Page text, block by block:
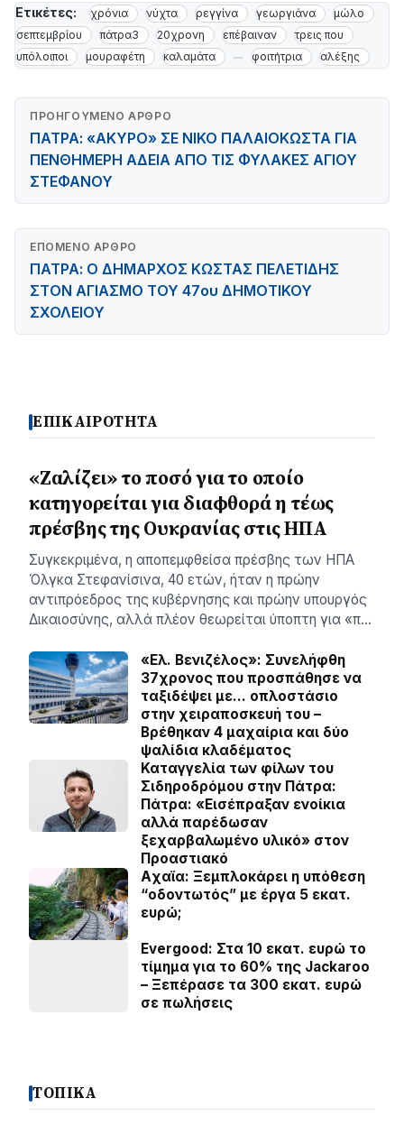
Ετικέτες: χρόνια νύχτα ρεγγίνα γεωργιάνα
μώλο
σεπτεμβρίου
πάτρα3 20χρονη επέβαιναν
τρεις που
υπόλοιποι
μουραφέτη καλαμάτα φοιτήτρια αλέξης
ΠΡΟΗΓΟΎΜΕΝΟ ΆΡΘΡΟ
ΠΑΤΡΑ: «ΑΚΥΡΟ» ΣΕ ΝΙΚΟ ΠΑΛΑΙΟΚΩΣΤΑ ΓΙΑ
ΠΕΝΘΗΜΕΡΗ ΑΔΕΙΑ ΑΠΟ ΤΙΣ ΦΥΛΑΚΕΣ ΑΓΙΟΥ
ΣΤΕΦΑΝΟΥ
ΕΠΌΜΕΝΟ ΆΡΘΡΟ
ΠΑΤΡΑ: Ο ΔΗΜΑΡΧΟΣ ΚΩΣΤΑΣ ΠΕΛΕΤΙΔΗΣ
ΣΤΟΝ ΑΓΙΑΣΜΟ ΤΟΥ 47ου ΔΗΜΟΤΙΚΟΥ
ΣΧΟΛΕΙΟΥ
ΕΠΙΚΑΙΡΟΤΗΤΑ
«Ζαλίζει» το ποσό για το οποίο
κατηγορείται για διαφθορά η τέως
πρέσβης της Ουκρανίας στις ΗΠΑ
Συγκεκριμένα, η αποπεμφθείσα πρέσβης των ΗΠΑ
Όλγκα Στεφανίσινα, 40 ετών, ήταν η πρώην
αντιπρόεδρος της κυβέρνησης και πρώην υπουργός
Δικαιοσύνης, αλλά πλέον θεωρείται ύποπτη για «π…
«Ελ. Βενιζέλος»: Συνελήφθη
37χρονος που προσπάθησε να
ταξιδέψει με… οπλοστάσιο
στην χειραποσκευή του –
Βρέθηκαν 4 μαχαίρια και δύο
ψαλίδια κλαδέματος
Καταγγελία των φίλων του
Σιδηροδρόμου στην Πάτρα:
Πάτρα: «Εισέπραξαν ενοίκια
αλλά παρέδωσαν
ξεχαρβαλωμένο υλικό» στον
Προαστιακό
Aχαϊα: Ξεμπλοκάρει η υπόθεση
“οδοντωτός” με έργα 5 εκατ.
ευρώ;
Evergood: Στα 10 εκατ. ευρώ το
τίμημα για το 60% της Jackaroo
– Ξεπέρασε τα 300 εκατ. ευρώ
σε πωλήσεις
ΤΟΠΙΚΑ